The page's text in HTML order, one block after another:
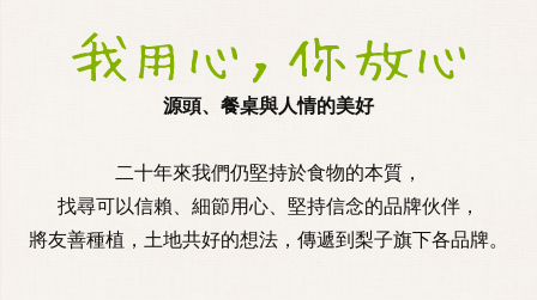
源頭、餐桌與人情的美好
二十年來我們仍堅持於食物的本質，
找尋可以信賴、細節用心、堅持信念的品牌伙伴，
將友善種植，土地共好的想法，傳遞到梨子旗下各品牌。